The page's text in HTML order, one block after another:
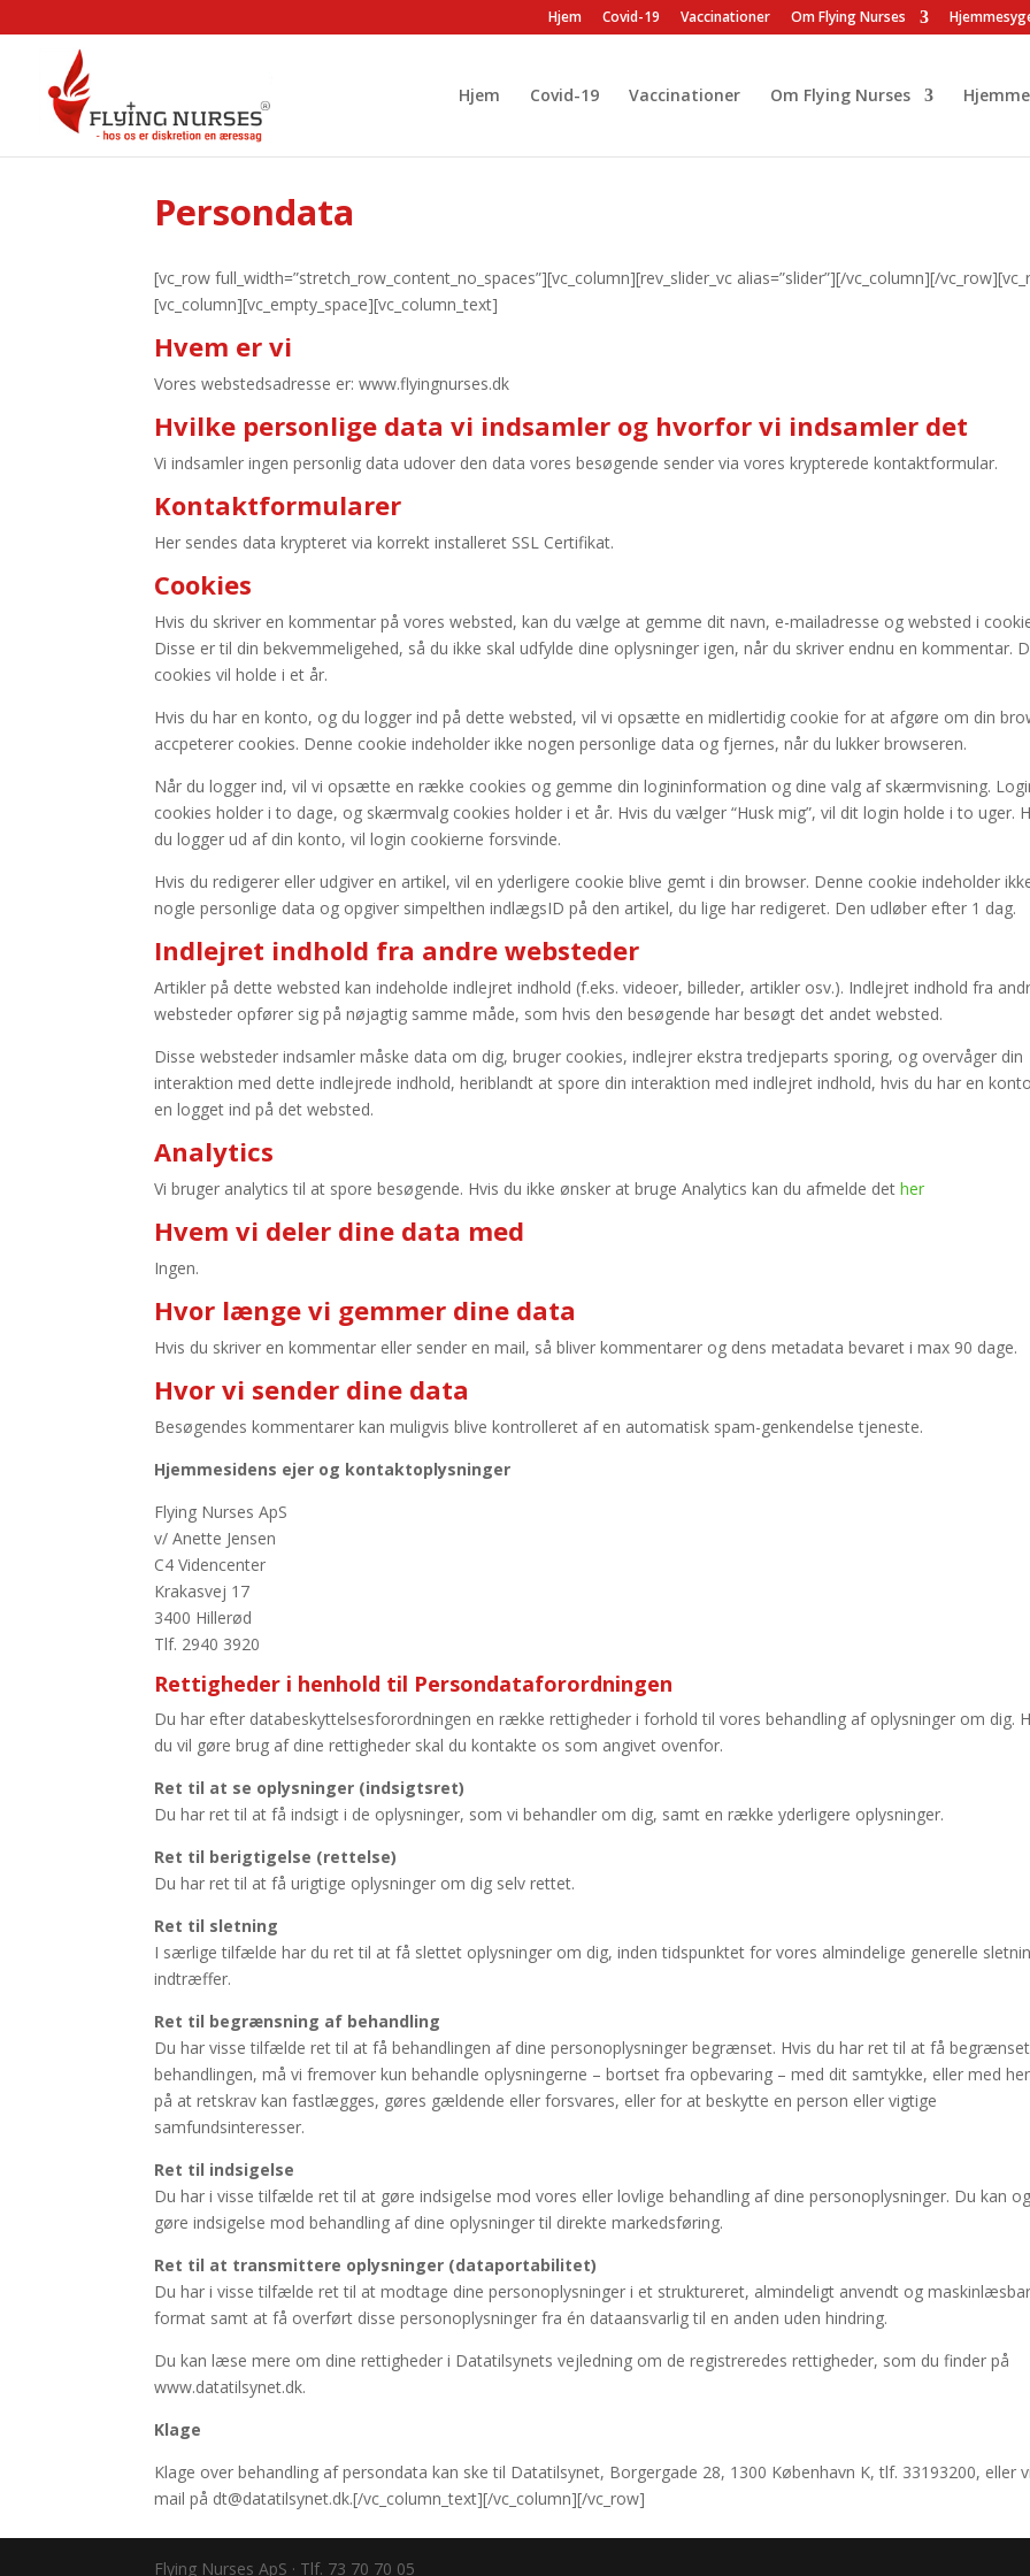
Hjem Covid-19 Vaccinationer Om Flying Nurses
Hjem Covid-19 Vaccinationer Om Flying Nurses
Persondata
[vc_row full_width=”stretch_row_content_no_spaces”][vc_column][rev_slider_vc alias=”slider”][/vc_column][/
[vc_column][vc_empty_space][vc_column_text]
Hvem er vi
Vores webstedsadresse er: www.flyingnurses.dk
Hvilke personlige data vi indsamler og hvorfor vi indsamler det
Vi indsamler ingen personlig data udover den data vores besøgende sender via vores krypterede kontaktformular.
Kontaktformularer
Her sendes data krypteret via korrekt installeret SSL Certifikat.
Cookies
Hvis du skriver en kommentar på vores websted, kan du vælge at gemme dit navn, e-mailadresse og websted i
Disse er til din bekvemmeligehed, så du ikke skal udfylde dine oplysninger igen, når du skriver endnu en kommentar.
cookies vil holde i et år.
Hvis du har en konto, og du logger ind på dette websted, vil vi opsætte en midlertidig cookie for at afgøre om din
accpeterer cookies. Denne cookie indeholder ikke nogen personlige data og fjernes, når du lukker browseren.
Når du logger ind, vil vi opsætte en række cookies og gemme din logininformation og dine valg af skærmvisning.
cookies holder i to dage, og skærmvalg cookies holder i et år. Hvis du vælger “Husk mig”, vil dit login holde i to uger.
du logger ud af din konto, vil login cookierne forsvinde.
Hvis du redigerer eller udgiver en artikel, vil en yderligere cookie blive gemt i din browser. Denne cookie indeholder
nogle personlige data og opgiver simpelthen indlægsID på den artikel, du lige har redigeret. Den udløber efter 1 dag.
Indlejret indhold fra andre websteder
Artikler på dette websted kan indeholde indlejret indhold (f.eks. videoer, billeder, artikler osv.). Indlejret indhold fra
websteder opfører sig på nøjagtig samme måde, som hvis den besøgende har besøgt det andet websted.
Disse websteder indsamler måske data om dig, bruger cookies, indlejrer ekstra tredjeparts sporing, og overvåger din
interaktion med dette indlejrede indhold, heriblandt at spore din interaktion med indlejret indhold, hvis du har en
en logget ind på det websted.
Analytics
Vi bruger analytics til at spore besøgende. Hvis du ikke ønsker at bruge Analytics kan du afmelde dether
Hvem vi deler dine data med
Ingen.
Hvor længe vi gemmer dine data
Hvis du skriver en kommentar eller sender en mail, så bliver kommentarer og dens metadata bevaret i max 90 dage.
Hvor vi sender dine data
Besøgendes kommentarer kan muligvis blive kontrolleret af en automatisk spam-genkendelse tjeneste.
Hjemmesidens ejer og kontaktoplysninger
Flying Nurses ApS
v/ Anette Jensen
C4 Videncenter
Krakasvej 17
3400 Hillerød
Tlf. 2940 3920
Rettigheder i henhold til Persondataforordningen
Du har efter databeskyttelsesforordningen en række rettigheder i forhold til vores behandling af oplysninger om dig.
du vil gøre brug af dine rettigheder skal du kontakte os som angivet ovenfor.
Ret til at se oplysninger (indsigtsret)
Du har ret til at få indsigt i de oplysninger, som vi behandler om dig, samt en række yderligere oplysninger.
Ret til berigtigelse (rettelse)
Du har ret til at få urigtige oplysninger om dig selv rettet.
Ret til sletning
I særlige tilfælde har du ret til at få slettet oplysninger om dig, inden tidspunktet for vores almindelige generelle
indtræffer.
Ret til begrænsning af behandling
Du har visse tilfælde ret til at få behandlingen af dine personoplysninger begrænset. Hvis du har ret til at få begrænset
behandlingen, må vi fremover kun behandle oplysningerne – bortset fra opbevaring – med dit samtykke, eller med
på at retskrav kan fastlægges, gøres gældende eller forsvares, eller for at beskytte en person eller vigtige
samfundsinteresser.
Ret til indsigelse
Du har i visse tilfælde ret til at gøre indsigelse mod vores eller lovlige behandling af dine personoplysninger. Du kan
gøre indsigelse mod behandling af dine oplysninger til direkte markedsføring.
Ret til at transmittere oplysninger (dataportabilitet)
Du har i visse tilfælde ret til at modtage dine personoplysninger i et struktureret, almindeligt anvendt og
format samt at få overført disse personoplysninger fra én dataansvarlig til en anden uden hindring.
Du kan læse mere om dine rettigheder i Datatilsynets vejledning om de registreredes rettigheder, som du finder på
www.datatilsynet.dk.
Klage
Klage over behandling af persondata kan ske til Datatilsynet, Borgergade 28, 1300 København K, tlf. 33193200, eller
mail på dt@datatilsynet.dk.[/vc_column_text][/vc_column][/vc_row]
Flying Nurses ApS · Tlf. 73 70 70 05